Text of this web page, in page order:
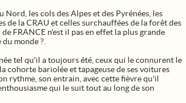
Nord, les cols des Alpes et des Pyrénées, les
de la CRAU et celles surchauffées de la forêt des
de FRANCE n'est il pas en effet la plus grande
monde ?.
tel qu'il a toujours été, ceux qui le connurent le
cohorte bariolée et tapageuse de ses voitures
rythme, son entrain, avec cette fièvre qu'il
qui le suit tout au long de son